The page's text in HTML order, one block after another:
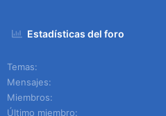
Estadísticas del foro
Temas
Mensajes
Miembros
Último miembro